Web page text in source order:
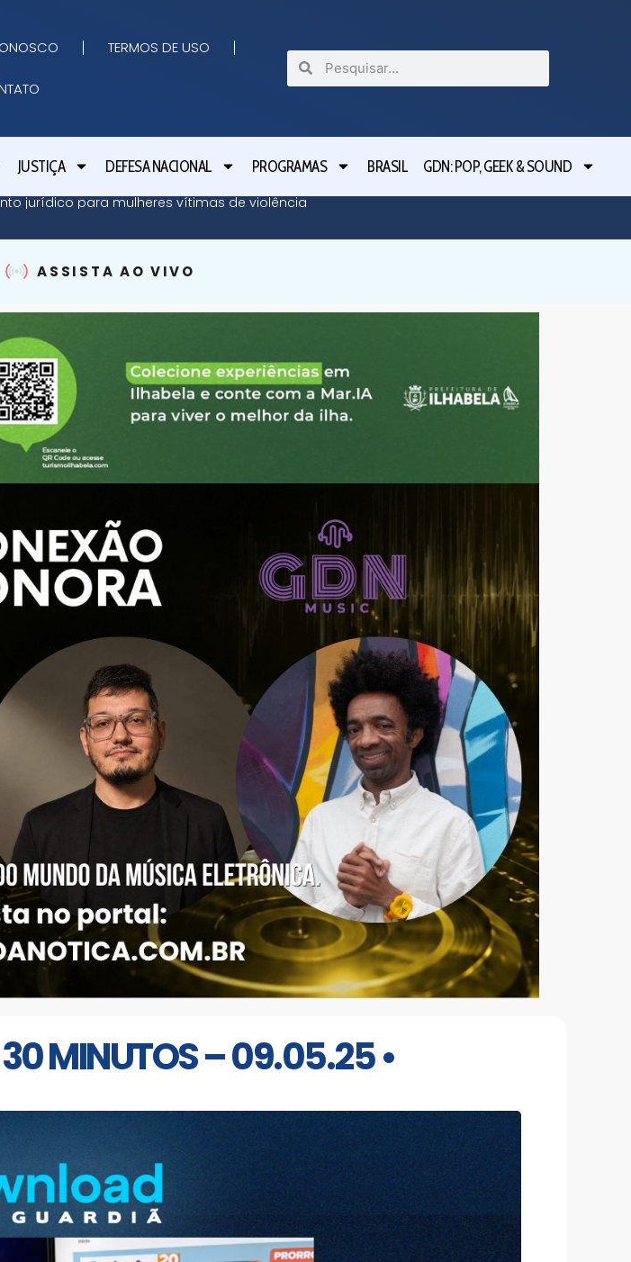
TERMOS DE USO
JUSTIÇA DEFESA NACIONAL PROGRAMAS BRASIL GDN: POP, GEEK & SOUND
jurídico para mulheres vítimas de violência
ASSISTA AO VIVO
MINUTOS – 09.05.25 •